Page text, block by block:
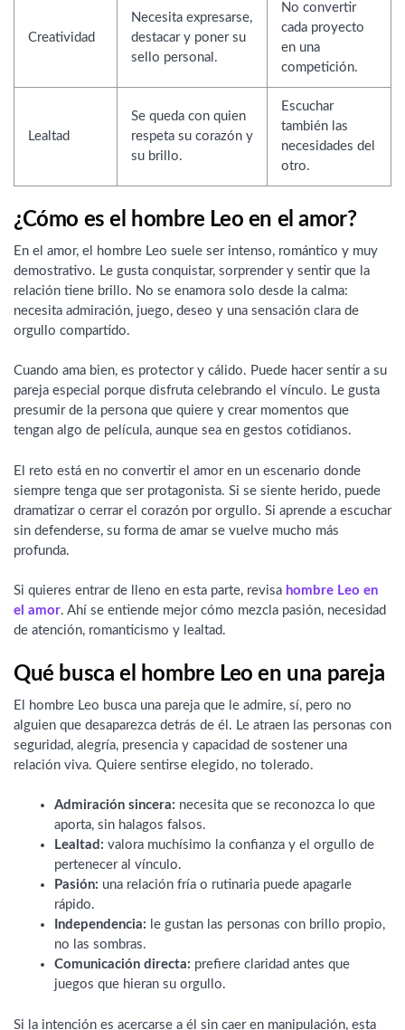
Creatividad
Necesita expresarse,
destacar y poner su
sello personal.
No convertir
cada proyecto
en una
competición.
Lealtad
Se queda con quien
respeta su corazón y
su brillo.
Escuchar
también las
necesidades del
otro.
¿Cómo es el hombre Leo en el amor?
En el amor, el hombre Leo suele ser intenso, romántico y muy
demostrativo. Le gusta conquistar, sorprender y sentir que la
relación tiene brillo. No se enamora solo desde la calma:
necesita admiración, juego, deseo y una sensación clara de
orgullo compartido.
Cuando ama bien, es protector y cálido. Puede hacer sentir a su
pareja especial porque disfruta celebrando el vínculo. Le gusta
presumir de la persona que quiere y crear momentos que
tengan algo de película, aunque sea en gestos cotidianos.
El reto está en no convertir el amor en un escenario donde
siempre tenga que ser protagonista. Si se siente herido, puede
dramatizar o cerrar el corazón por orgullo. Si aprende a escuchar
sin defenderse, su forma de amar se vuelve mucho más
profunda.
Si quieres entrar de lleno en esta parte, revisa hombre Leo en
el amor. Ahí se entiende mejor cómo mezcla pasión, necesidad
de atención, romanticismo y lealtad.
Qué busca el hombre Leo en una pareja
El hombre Leo busca una pareja que le admire, sí, pero no
alguien que desaparezca detrás de él. Le atraen las personas con
seguridad, alegría, presencia y capacidad de sostener una
relación viva. Quiere sentirse elegido, no tolerado.
Admiración sincera: necesita que se reconozca lo que
aporta, sin halagos falsos.
Lealtad: valora muchísimo la confianza y el orgullo de
pertenecer al vínculo.
Pasión: una relación fría o rutinaria puede apagarle
rápido.
Independencia: le gustan las personas con brillo propio,
no las sombras.
Comunicación directa: prefiere claridad antes que
juegos que hieran su orgullo.
Si la intención es acercarse a él sin caer en manipulación, esta